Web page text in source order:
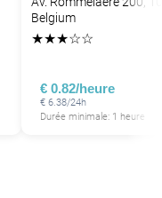
P
Belgium
★★★☆☆
€ 0.82/heure
€ 6.38/24h
Durée minimale: 1 heure